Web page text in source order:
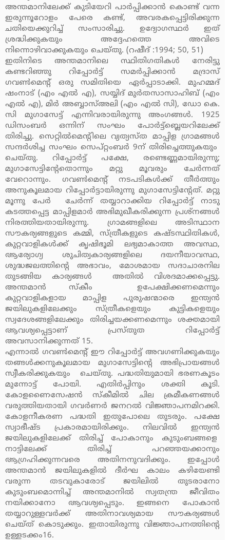
അന്തമാനിലേക്ക് കുടിയേറി പാര്‍പ്പിക്കാന്‍ കൊണ്ട് വന്ന
ഇരുന്നൂറോളം പേരെ കണ്ട്, അവരകപ്പെട്ടിരിക്കുന്ന
ചതിയെക്കുറിച്ച് സംസാരിച്ചു. ഉദ്യോഗസ്ഥര്‍ ഇത്
ശ്രദ്ധിക്കുകയും അദ്ദേഹത്തെ അവിടെ
നിന്നൊഴിവാക്കുകയും ചെയ്തു. (റഷീദ് :1994; 50, 51)
ഇതിനിടെ അന്തമാനിലെ സ്ഥിതിഗതികള്‍ നേരിട്ടു
കണ്ടറിഞ്ഞു റിപ്പോര്‍ട്ട് സമര്‍പ്പിക്കാന്‍ മദ്രാസ്
ഗവണ്‍മെന്റ് ഒരു സമിതിയെ ഏര്‍പ്പാടാക്കി. മുഹമ്മദ്
ഷംനാട് (എം എല്‍ എ), സയ്യിദ് മുര്‍തസാസാഹിബ് (എം
എല്‍ എ), മിര്‍ അബ്ബാസ്അലി (എം എല്‍ സി), ഡോ കെ.
സി മുഗാസേട്ട് എന്നിവരായിരുന്നു അംഗങ്ങള്‍. 1925
ഡിസംബര്‍ ഒന്നിന് സംഘം പോര്‍ട്ട്‌ബ്ലെയറിലേക്ക്
തിരിച്ചു. സെറ്റില്‍മെന്റിലെ വ്യത്യസ്ത മാപ്പിള ഗ്രാമങ്ങള്‍
സന്ദര്‍ശിച്ച സംഘം സെപ്റ്റംബര്‍ 9ന് തിരിച്ചെത്തുകയും
ചെയ്തു. റിപ്പോര്‍ട്ട് പക്ഷേ, രണ്ടെണ്ണമായിരുന്നു;
മുഗാസേട്ടിന്റേതൊന്നും മറ്റു മൂവരും ചേര്‍ന്നത്
വേറൊന്നും. ഗവണ്‍മെന്റ് നടപടികള്‍ക്ക് തീര്‍ത്തും
അനുകൂലമായ റിപ്പോര്‍ട്ടായിരുന്നു മുഗാസേട്ടിന്റേത്. മറ്റു
മൂന്നു പേര്‍ ചേര്‍ന്ന് തയ്യാറാക്കിയ റിപ്പോര്‍ട്ട് നാടു
കടത്തപ്പെട്ട മാപ്പിളമാര്‍ അഭിമുഖീകരിക്കുന്ന പ്രശ്‌നങ്ങള്‍
നിരത്തിയതായിരുന്നു. ഗ്രാമങ്ങളിലെ അടിസ്ഥാന
സൗകര്യങ്ങളുടെ കമ്മി, സ്ത്രീകളുടെ കഷ്ടസ്ഥിതികള്‍,
കുറ്റവാളികള്‍ക്ക് കൃഷിഭൂമി ലഭ്യമാകാത്ത അവസ്ഥ,
ആര്യോഗ്യ ശുചിത്വകാര്യങ്ങളിലെ ദയനീയാവസ്ഥ,
ശുദ്ധജലത്തിന്റെ അഭാവം, മോശമായ സദാചാരനില
തുടങ്ങിയ കാര്യങ്ങള്‍ അതില്‍ വിശദമാക്കപ്പെട്ടു.
അന്തമാന്‍ സ്‌കീം ഉപേക്ഷിക്കണമെന്നും
കുറ്റവാളികളായ മാപ്പിള പുരുഷന്മാരെ ഇന്ത്യന്‍
ജയിലുകളിലേക്കും സ്ത്രീകളെയും കുട്ടികളെയും
സ്വദേശങ്ങളിലേക്കും തിരിച്ചയക്കണമെന്നും ശക്തമായി
ആവശ്യപ്പെട്ടാണ് പ്രസ്തുത റിപ്പോര്‍ട്ട്
അവസാനിക്കുന്നത് 15.
എന്നാല്‍ ഗവണ്‍മെന്റ് ഈ റിപ്പോര്‍ട്ട് അവഗണിക്കുകയും
തങ്ങള്‍ക്കനുകൂലമായ മുഗാസേട്ടിന്റെ അഭിപ്രായങ്ങള്‍
സ്വീകരിക്കുകയും ചെയ്തു. പദ്ധതിയുമായി ഭരണകൂടം
മുന്നോട്ട് പോയി. എതിര്‍പ്പിനും ശക്തി കൂടി.
കോളണൈസേഷന്‍ സ്‌കീമില്‍ ചില ക്രമീകണങ്ങള്‍
വരുത്തിയതായി ഗവര്‍ണര്‍ ജനറല്‍ വിജ്ഞാപനമിറക്കി.
കോളനീകരണ പദ്ധതി ഇതുപോലെ തുടരും. പക്ഷേ
സ്വാഭീഷ്ട പ്രകാരമായിരിക്കും. നിലവില്‍ ഇന്ത്യന്‍
ജയിലുകളിലേക്ക് തിരിച്ച് പോകാനും കുടുംബങ്ങളെ
നാട്ടിലേക്ക് തിരിച്ച് പറഞ്ഞയക്കാനും
ആഗ്രഹിക്കുന്നവരെ അതിനനുവദിക്കും. ഇപ്പോള്‍
അന്തമാന്‍ ജയിലുകളില്‍ ദീര്‍ഘ കാലം കഴിയേണ്ടി
വരുന്ന തടവുകാരോട് ജയിലില്‍ തുടരാനോ
കുടുംബമൊന്നിച്ച് അന്തമാനില്‍ സ്വതന്ത്ര ജീവിതം
നയിക്കാനോ ആവശ്യപ്പെടും. ഇങ്ങനെ പോകാന്‍
തയ്യാറുള്ളവര്‍ക്ക് അതിനാവശ്യമായ സൗകര്യങ്ങള്‍
ചെയ്ത് കൊടുക്കും. ഇതായിരുന്നു വിജ്ഞാപനത്തിന്റെ
ഉള്ളടക്കം16.